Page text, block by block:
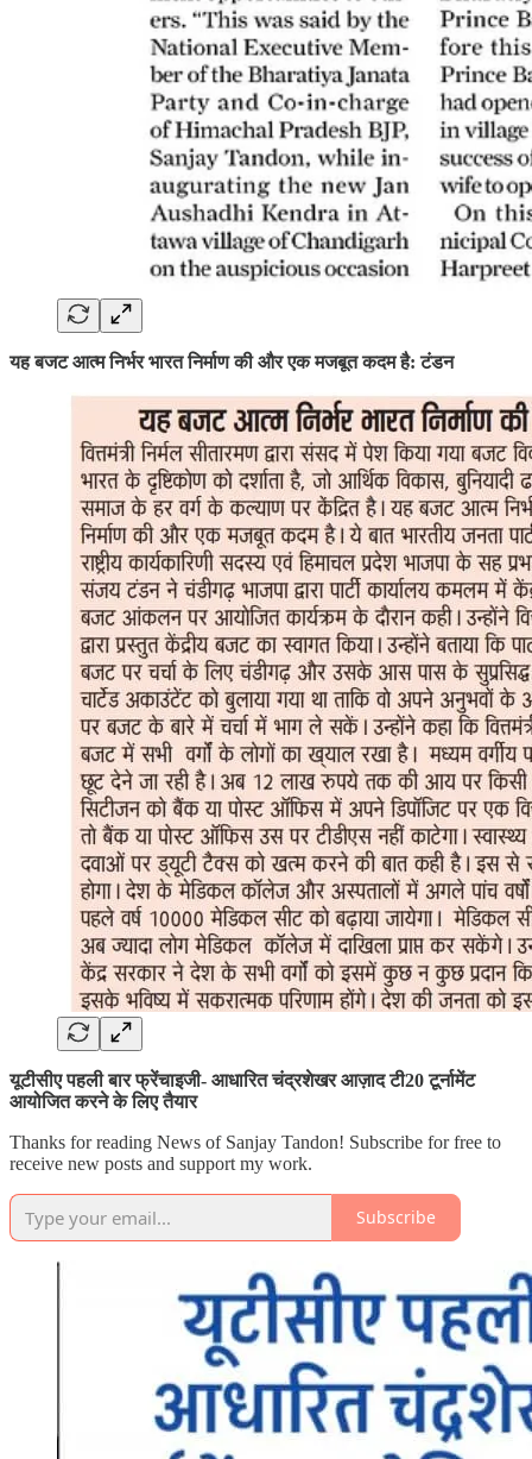
यह बजट आत्म निर्भर भारत निर्माण की और एक मजबूत कदम है: टंडन
यूटीसीए पहली बार फ्रेंचाइजी- आधारित चंद्रशेखर आज़ाद टी20 टूर्नामेंट
आयोजित करने के लिए तैयार
Thanks for reading News of Sanjay Tandon! Subscribe for free to
receive new posts and support my work.
Subscribe